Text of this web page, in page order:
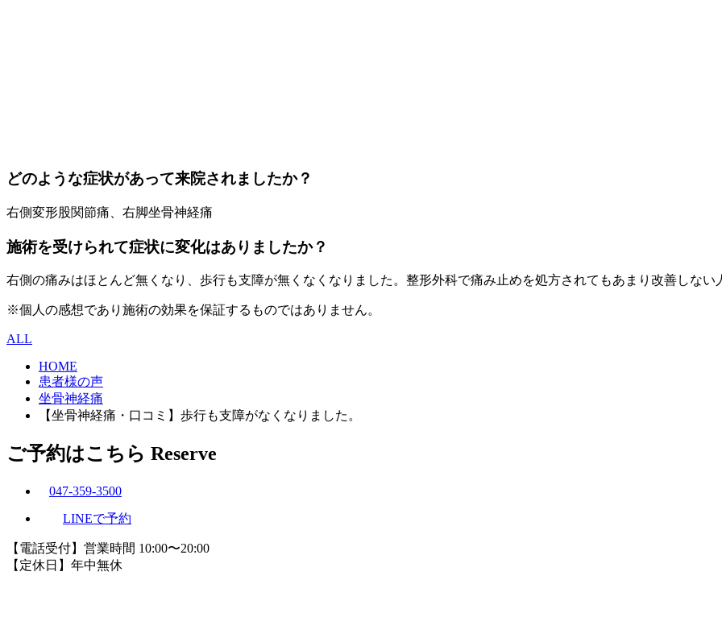
どのような症状があって来院されましたか？
右側変形股関節痛、右脚坐骨神経痛
施術を受けられて症状に変化はありましたか？
右側の痛みはほとんど無くなり、歩行も支障が無くなくなりました。整形外科で痛み止めを処方されてもあまり改善しない
※個人の感想であり施術の効果を保証するものではありません。
ALL
HOME
患者様の声
坐骨神経痛
【坐骨神経痛・口コミ】歩行も支障がなくなりました。
ご予約はこちら Reserve
047-359-3500
LINEで予約
【電話受付】営業時間 10:00〜20:00
【定休日】年中無休